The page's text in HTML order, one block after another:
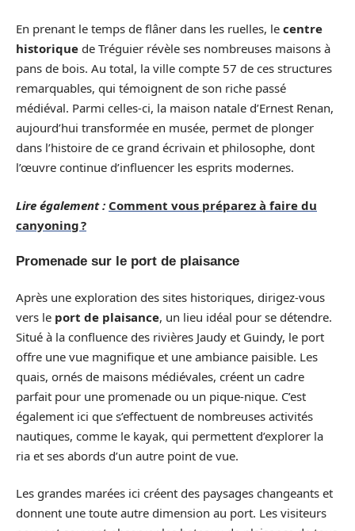
En prenant le temps de flâner dans les ruelles, le centre
historique de Tréguier révèle ses nombreuses maisons à
pans de bois. Au total, la ville compte 57 de ces structures
remarquables, qui témoignent de son riche passé
médiéval. Parmi celles-ci, la maison natale d’Ernest Renan,
aujourd’hui transformée en musée, permet de plonger
dans l’histoire de ce grand écrivain et philosophe, dont
l’œuvre continue d’influencer les esprits modernes.
Lire également : Comment vous préparez à faire du
canyoning ?
Promenade sur le port de plaisance
Après une exploration des sites historiques, dirigez-vous
vers le port de plaisance, un lieu idéal pour se détendre.
Situé à la confluence des rivières Jaudy et Guindy, le port
offre une vue magnifique et une ambiance paisible. Les
quais, ornés de maisons médiévales, créent un cadre
parfait pour une promenade ou un pique-nique. C’est
également ici que s’effectuent de nombreuses activités
nautiques, comme le kayak, qui permettent d’explorer la
ria et ses abords d’un autre point de vue.
Les grandes marées ici créent des paysages changeants et
donnent une toute autre dimension au port. Les visiteurs